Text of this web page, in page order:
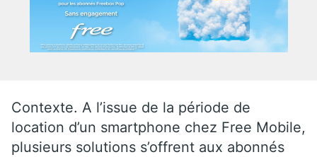
Contexte. A l’issue de la période de
location d’un smartphone chez Free Mobile,
plusieurs solutions s’offrent aux abonnés